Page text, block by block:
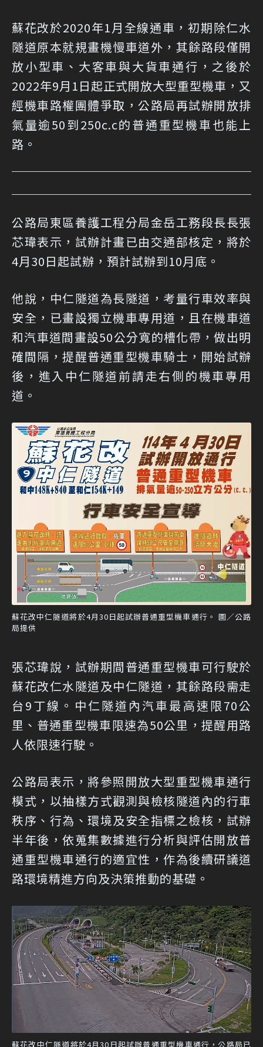
蘇花改於2020年1月全線通車，初期除仁水
隧道原本就規畫機慢車道外，其餘路段僅開
放小型車、大客車與大貨車通行，之後於
2022年9月1日起正式開放大型重型機車，又
經機車路權團體爭取，公路局再試辦開放排
氣量逾50到250c.c的普通重型機車也能上
路。
公路局東區養護工程分局金岳工務段長長張
芯瑋表示，試辦計畫已由交通部核定，將於
4月30日起試辦，預計試辦到10月底。
他說，中仁隧道為長隧道，考量行車效率與
安全，已畫設獨立機車專用道，且在機車道
和汽車道間畫設50公分寬的槽化帶，做出明
確間隔，提醒普通重型機車騎士，開始試辦
後，進入中仁隧道前請走右側的機車專用
道。
蘇花改中仁隧道將於4月30日起試辦普通重型機車通行。 圖／公路
局提供
張芯瑋說，試辦期間普通重型機車可行駛於
蘇花改仁水隧道及中仁隧道，其餘路段需走
台9丁線。中仁隧道內汽車最高速限70公
里、普通重型機車限速為50公里，提醒用路
人依限速行駛。
公路局表示，將參照開放大型重型機車通行
模式，以抽樣方式觀測與檢核隧道內的行車
秩序、行為、環境及安全指標之檢核，試辦
半年後，依蒐集數據進行分析與評估開放普
通重型機車通行的適宜性，作為後續研議道
路環境精進方向及決策推動的基礎。
蘇花改中仁隧道將於4月30日起試辦普通重型機車通行，公路局已